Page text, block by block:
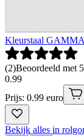
Kleurstaal
(2)Beoordeeld met
0.99
Prijs: 0.99 euro
Bekijk alles in